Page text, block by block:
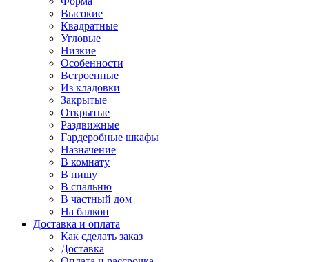
Высокие
Квадратные
Угловые
Низкие
Особенности
Встроенные
Из кладовки
Закрытые
Открытые
Раздвижные
Гардеробные шкафы
Назначение
В комнату
В нишу
В спальню
В частный дом
На балкон
Доставка и оплата
Как сделать заказ
Доставка